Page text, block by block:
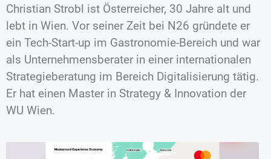
Christian Strobl ist Österreicher, 30 Jahre alt und
lebt in Wien. Vor seiner Zeit bei N26 gründete er
ein Tech-Start-up im Gastronomie-Bereich und war
als Unternehmensberater in einer internationalen
Strategieberatung im Bereich Digitalisierung tätig.
Er hat einen Master in Strategy & Innovation der
WU Wien.